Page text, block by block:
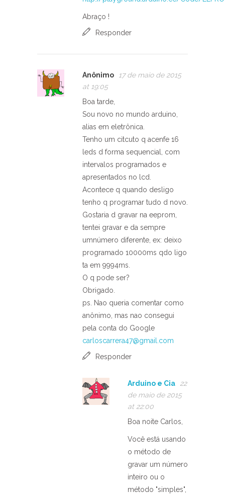
Abraço !
Responder
Anônimo
17 de maio de 2015
at 19:05
Boa tarde,
Sou novo no mundo arduino,
alias em eletrônica.
Tenho um citcuto q acenfe 16
leds d forma sequencial, com
intervalos programados e
apresentados no lcd.
Acontece q quando desligo
tenho q programar tudo d novo.
Gostaria d gravar na eeprom,
tentei gravar e da sempre
umnúmero diferente, ex: deixo
programado 10000ms qdo ligo
ta em 9994ms.
O q pode ser?
Obrigado.
ps. Nao queria comentar como
anônimo, mas nao consegui
pela conta do Google
carloscarrera47@gmail.com
Responder
Arduino e Cia
22
de maio de 2015
at 22:00
Boa noite Carlos,
Você está usando
o método de
gravar um número
inteiro ou o
método "simples",